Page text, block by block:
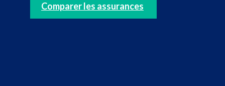
Comparer les assurances